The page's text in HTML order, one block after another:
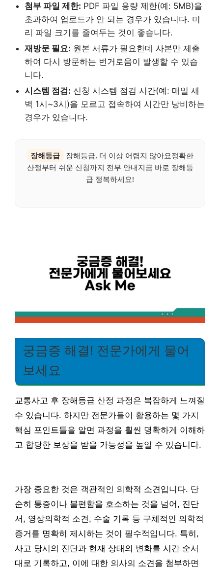
첨부 파일 제한: PDF 파일 용량 제한(예: 5MB)을
초과하여 업로드가 안 되는 경우가 있습니다. 미
리 파일 크기를 줄여두는 것이 좋습니다.
재방문 필요: 원본 서류가 필요한데 사본만 제출
하여 다시 방문하는 번거로움이 발생할 수 있습
니다.
시스템 점검: 신청 시스템 점검 시간(예: 매일 새
벽 1시~3시)을 모르고 접속하여 시간만 낭비하는
경우가 있습니다.
장해등급
장해등급, 더 이상 어렵지 않아요정확한
산정부터 쉬운 신청까지 전부 안내지금 바로 장해등
급 정복하세요!
궁금증 해결! 전문가에게 물어
보세요
교통사고 후 장해등급 산정 과정은 복잡하게 느껴질
수 있습니다. 하지만 전문가들이 활용하는 몇 가지
핵심 포인트들을 알면 과정을 훨씬 명확하게 이해하
고 합당한 보상을 받을 가능성을 높일 수 있습니다.
가장 중요한 것은 객관적인 의학적 소견입니다. 단
순히 통증이나 불편함을 호소하는 것을 넘어, 진단
서, 영상의학적 소견, 수술 기록 등 구체적인 의학적
증거를 명확히 제시하는 것이 필수적입니다. 특히,
사고 당시의 진단과 현재 상태의 변화를 시간 순서
대로 기록하고, 이에 대한 의사의 소견을 첨부하면